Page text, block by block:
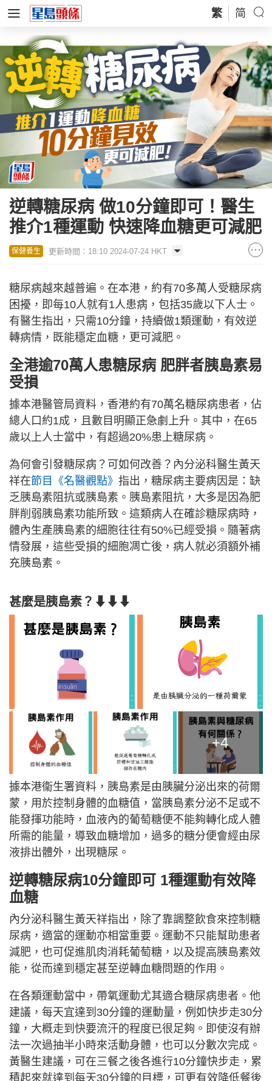
繁 简
逆轉糖尿病 做10分鐘即可！醫生
推介1種運動 快速降血糖更可減肥
保健養生 更新時間：18:10 2024-07-24 HKT
糖尿病越來越普遍。在本港，約有70多萬人受糖尿病
困擾，即每10人就有1人患病，包括35歲以下人士。
有醫生指出，只需10分鐘，持續做1類運動，有效逆
轉病情，既能穩定血糖，更可減肥。
全港逾70萬人患糖尿病 肥胖者胰島素易
受損
據本港醫管局資料，香港約有70萬名糖尿病患者，佔
總人口約1成，且數目明顯正急劇上升。其中，在65
歲以上人士當中，有超過20%患上糖尿病。
為何會引發糖尿病？可如何改善？內分泌科醫生黃天
祥在節目《名醫觀點》 指出，糖尿病主要病因是：缺
乏胰島素阻抗或胰島素。胰島素阻抗，大多是因為肥
胖削弱胰島素功能所致。這類病人在確診糖尿病時，
體內生產胰島素的細胞往往有50%已經受損。隨著病
情發展，這些受損的細胞凋亡後，病人就必須額外補
充胰島素。
甚麼是胰島素？⬇⬇⬇
+4
據本港衞生署資料，胰島素是由胰臟分泌出來的荷爾
蒙，用於控制身體的血糖值，當胰島素分泌不足或不
能發揮功能時，血液內的葡萄糖便不能夠轉化成人體
所需的能量，導致血糖增加，過多的糖分便會經由尿
液排出體外，出現糖尿。
逆轉糖尿病10分鐘即可 1種運動有效降
血糖
內分泌科醫生黃天祥指出，除了靠調整飲食來控制糖
尿病，適當的運動亦相當重要。運動不只能幫助患者
減肥，也可促進肌肉消耗葡萄糖，以及提高胰島素效
能，從而達到穩定甚至逆轉血糖問題的作用。
在各類運動當中，帶氧運動尤其適合糖尿病患者。他
建議，每天宜達到30分鐘的運動量，例如快步走30分
鐘，大概走到快要流汗的程度已很足夠。即使沒有辦
法一次過抽半小時來活動身體，也可以分數次完成。
黃醫生建議，可在三餐之後各進行10分鐘快步走，累
積起來就達到每天30分鐘的目標，可更有效降低餐後